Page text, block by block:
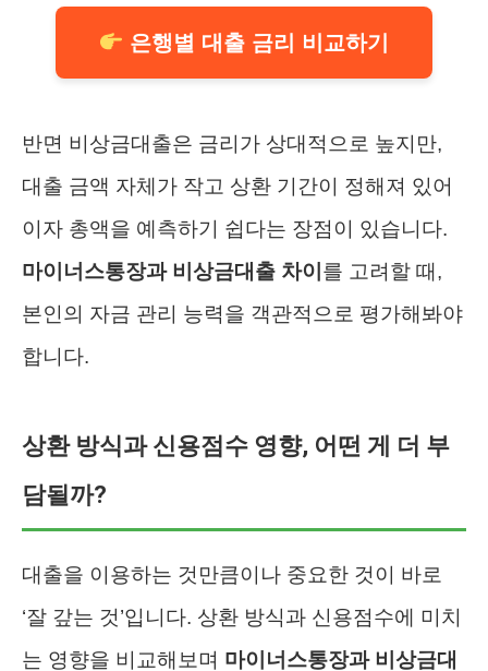
은행별 대출 금리 비교하기
반면 비상금대출은 금리가 상대적으로 높지만,
대출 금액 자체가 작고 상환 기간이 정해져 있어
이자 총액을 예측하기 쉽다는 장점이 있습니다.
마이너스통장과 비상금대출 차이 를 고려할 때,
본인의 자금 관리 능력을 객관적으로 평가해봐야
합니다.
상환 방식과 신용점수 영향, 어떤 게 더 부
담될까?
대출을 이용하는 것만큼이나 중요한 것이 바로
‘잘 갚는 것’입니다. 상환 방식과 신용점수에 미치
는 영향을 비교해보며 마이너스통장과 비상금대